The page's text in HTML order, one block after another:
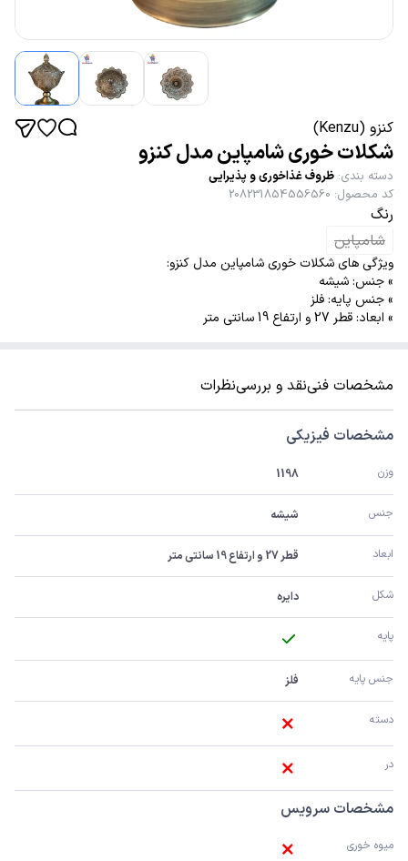
کنزو (Kenzu)
شکلات خوری شامپاین مدل کنزو
دسته بندی: ظروف غذاخوری و پذیرایی
کد محصول:
208231854556560
رنگ
شامپاین
ویژگی های شکلات خوری شامپاین مدل کنزو:
» جنس: شیشه
» جنس پایه: فلز
» ابعاد: قطر 27 و ارتفاع 19 سانتی متر
مشخصات فنینقد و بررسینظرات
مشخصات فیزیکی
وزن 1198
جنس شیشه
ابعاد قطر 27 و ارتفاع 19 سانتی متر
شکل دایره
پایه
جنس پایه فلز
دسته
در
مشخصات سرویس
میوه خوری